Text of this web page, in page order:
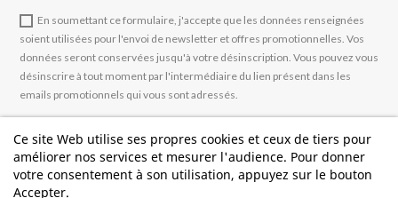
Ce site Web utilise ses propres cookies et ceux de tiers pour
améliorer nos services et mesurer l'audience. Pour donner
votre consentement à son utilisation, appuyez sur le bouton
Accepter.
En soumettant ce formulaire, j'accepte que les données renseignées
soient utilisées pour l'envoi de newsletter et offres promotionnelles. Vos
données seront conservées jusqu'à votre désinscription. Vous pouvez vous
désinscrire à tout moment par l'intermédiaire du lien présent dans les
emails promotionnels qui vous sont adressés.